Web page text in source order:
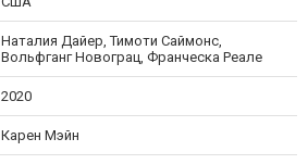
Наталия Дайер, Тимоти Саймонс,
Вольфганг Новограц, Франческа Реале
2020
Карен Мэйн